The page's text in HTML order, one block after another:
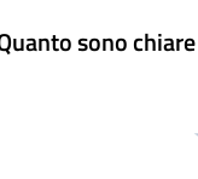
sono